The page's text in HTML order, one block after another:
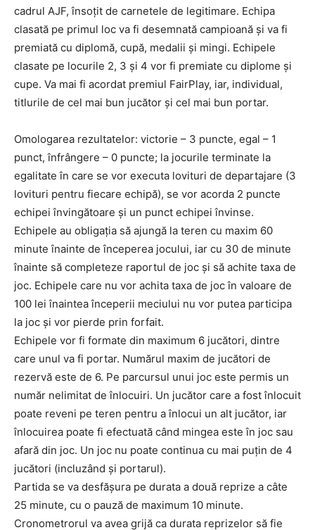
cadrul AJF, însoţit de carnetele de legitimare. Echipa
clasată pe primul loc va fi desemnată campioană şi va fi
premiată cu diplomă, cupă, medalii şi mingi. Echipele
clasate pe locurile 2, 3 şi 4 vor fi premiate cu diplome şi
cupe. Va mai fi acordat premiul FairPlay, iar, individual,
titlurile de cel mai bun jucător şi cel mai bun portar.
Omologarea rezultatelor: victorie – 3 puncte, egal – 1
punct, înfrângere – 0 puncte; la jocurile terminate la
egalitate în care se vor executa lovituri de departajare (3
lovituri pentru fiecare echipă), se vor acorda 2 puncte
echipei învingătoare şi un punct echipei învinse.
Echipele au obligaţia să ajungă la teren cu maxim 60
minute înainte de începerea jocului, iar cu 30 de minute
înainte să completeze raportul de joc şi să achite taxa de
joc. Echipele care nu vor achita taxa de joc în valoare de
100 lei înaintea începerii meciului nu vor putea participa
la joc şi vor pierde prin forfait.
Echipele vor fi formate din maximum 6 jucători, dintre
care unul va fi portar. Numărul maxim de jucători de
rezervă este de 6. Pe parcursul unui joc este permis un
număr nelimitat de înlocuiri. Un jucător care a fost înlocuit
poate reveni pe teren pentru a înlocui un alt jucător, iar
înlocuirea poate fi efectuată când mingea este în joc sau
afară din joc. Un joc nu poate continua cu mai puţin de 4
jucători (incluzând şi portarul).
Partida se va desfăşura pe durata a două reprize a câte
25 minute, cu o pauză de maximum 10 minute.
Cronometrorul va avea grijă ca durata reprizelor să fie